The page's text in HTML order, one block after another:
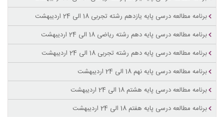
برنامه مطالعه درسی پایه یازدهم رشته تجربی 18 الی 24 اردیبهشت
برنامه مطالعه درسی پایه دهم رشته ریاضی 18 الی 24 اردیبهشت
برنامه مطالعه درسی پایه دهم رشته تجربی 18 الی 24 اردیبهشت
برنامه مطالعه درسی پایه نهم 18 الی 24 اردیبهشت
برنامه مطالعه درسی پایه هشتم 18 الی 24 اردیبهشت
برنامه مطالعه درسی پایه هفتم 18 الی 24 اردیبهشت